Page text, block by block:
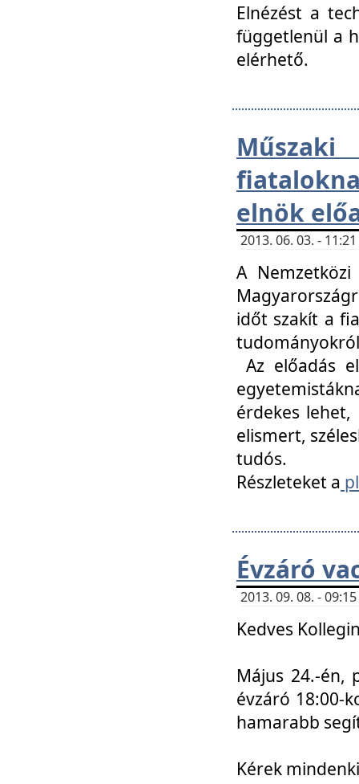
Elnézést a
függetlenül a
elérhető.
elnök
2013. 06. 03. -
A
időt szakít a
Az előadás
érdekes lehet,
elismert,
tudós.
Részleteket a
Évzáró
2013. 09. 08. -
Kedves
Május 24.-én,
évzáró 18:00-
hamarabb
Kérek